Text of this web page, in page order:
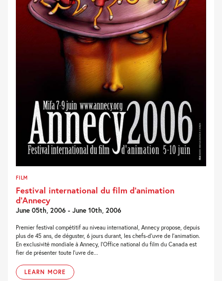
FILM
Festival international du film d’animation
d’Annecy
June 05th, 2006 - June 10th, 2006
Premier festival compétitif au niveau international, Annecy propose, depuis
plus de 45 ans, de déguster, 6 jours durant, les chefs-d'uvre de l'animation.
En exclusivité mondiale à Annecy, l'Office national du film du Canada est
fier de présenter toute l'uvre de...
LEARN MORE